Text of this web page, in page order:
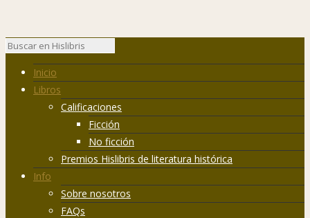
Inicio
Libros
Calificaciones
Ficción
No ficción
Premios Hislibris de literatura histórica
Info
Sobre nosotros
FAQs